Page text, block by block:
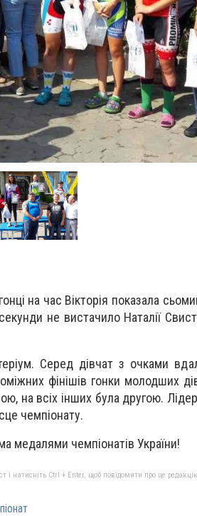
на час Вікторія показала
не вистачило Наталії
Серед дівчат з очками
фінішів гонки молодших
на всіх інших була другою.
чемпіонату.
медалями чемпіонатів України!
і натисніть Ctrl + Enter, щоб повідомити про це